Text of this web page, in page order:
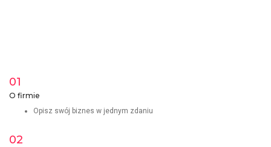
01
O firmie
Opisz swój biznes w jednym zdaniu
02